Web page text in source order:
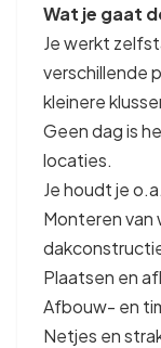
Wat je gaat
Je werkt
verschillende
kleinere
Geen dag is
locaties.
Je houdt je
Monteren van
Plaatsen en
Afbouw- en
Netjes en